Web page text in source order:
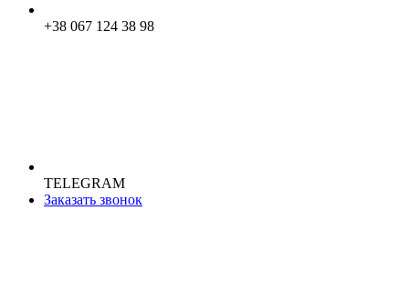
+38 067 124 38 98
TELEGRAM
Заказать звонок